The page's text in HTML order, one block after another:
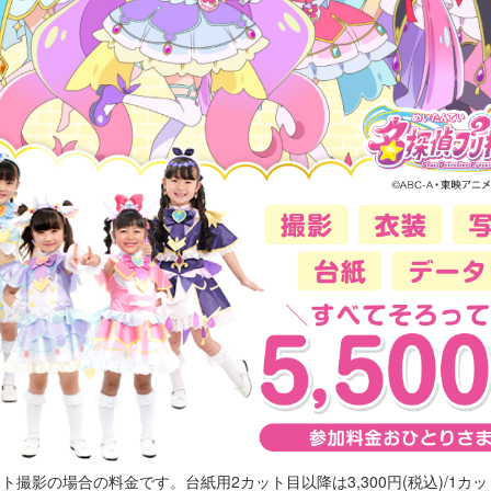
撮影の場合の料金です。台紙用2カット目以降は3,300円(税込)/1カ